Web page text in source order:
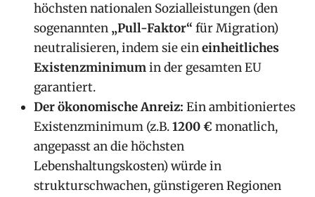
höchsten nationalen Sozialleistungen (den
sogenannten „Pull-Faktor“ für Migration)
neutralisieren, indem sie eineinheitliches
Existenzminimumin der gesamten EU
garantiert.
Der ökonomische Anreiz: Ein ambitioniertes
Existenzminimum (z.B.1200 € monatlich,
angepasst an die höchsten
Lebenshaltungskosten) würde in
strukturschwachen, günstigeren Regionen